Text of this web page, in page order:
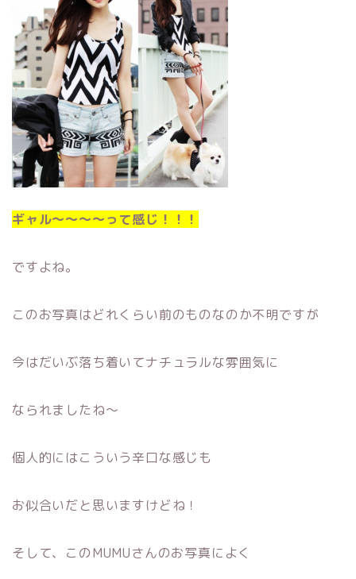
ギャル〜〜〜〜って感じ！！！
ですよね。
このお写真はどれくらい前のものなのか不明ですが
今はだいぶ落ち着いてナチュラルな雰囲気に
なられましたね〜
個人的にはこういう辛口な感じも
お似合いだと思いますけどね！
そして、このMUMUさんのお写真によく